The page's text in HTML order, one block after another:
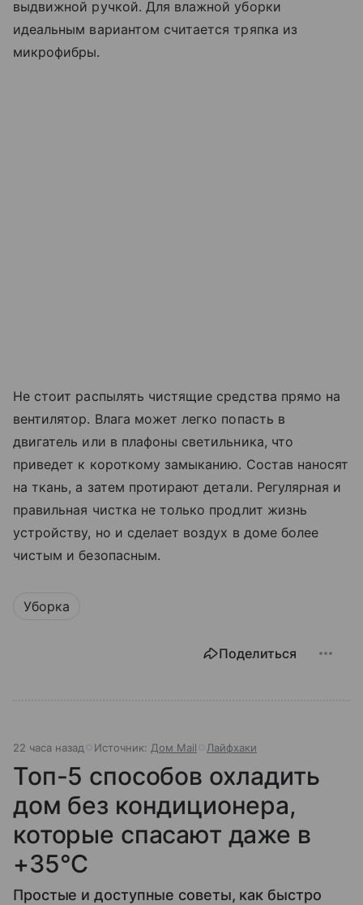
выдвижной ручкой. Для влажной уборки
идеальным вариантом считается тряпка из
микрофибры.
Не стоит распылять чистящие средства прямо на
вентилятор. Влага может легко попасть в
двигатель или в плафоны светильника, что
приведет к короткому замыканию. Состав наносят
на ткань, а затем протирают детали. Регулярная и
правильная чистка не только продлит жизнь
устройству, но и сделает воздух в доме более
чистым и безопасным.
Уборка
Поделиться
22 часа назад Источник: Дом Mail Лайфхаки
Топ-5 способов охладить
дом без кондиционера,
которые спасают даже в
+35°C
Простые и доступные советы, как быстро